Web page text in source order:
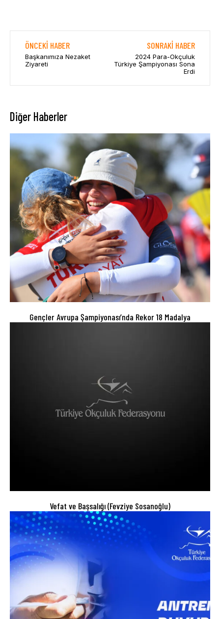
ÖNCEKI HABER
Başkanımıza Nezaket
Ziyareti
SONRAKI HABER
2024 Para-Okçuluk
Türkiye Şampiyonası Sona
Erdi
Diğer Haberler
Gençler Avrupa Şampiyonası’nda Rekor 18 Madalya
Vefat ve Başsalığı (Fevziye Sosanoğlu)